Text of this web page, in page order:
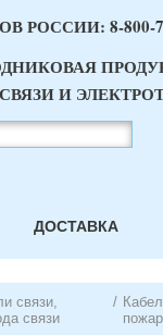
РОССИИ: 8-800-
И
ДОСТАВКА
связи,
связи
/